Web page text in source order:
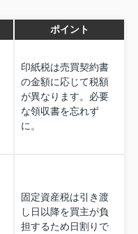
ポイント
印紙税は売買契約書
の金額に応じて税額
が異なります。必要
な領収書を忘れず
に。
固定資産税は引き渡
し日以降を買主が負
担するため日割りで